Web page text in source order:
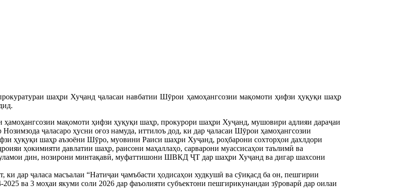
шаҳри Хуҷанд ҷаласаи навбатии Шӯрои ҳамоҳангсозии мақомоти ҳифзи ҳуқуқи шаҳр
мақомоти ҳифзи ҳуқуқи шаҳр, прокурори шаҳри Хуҷанд, мушовири адлияи дараҷаи
Нозимзода ҷаласаро ҳусни оғоз намуда, иттилоъ дод, ки дар ҷаласаи Шӯрои ҳамоҳангсозии
ҳуқуқи шаҳр аъзоёни Шӯро, муовини Раиси шаҳри Хуҷанд, роҳбарони сохторҳои дахлдори
ҳокимияти давлатии шаҳр, раисони маҳаллаҳо, сарварони муассисаҳои таълимӣ ва
дин, нозирони минтақавӣ, муфаттишони ШВКД ҶТ дар шаҳри Хуҷанд ва дигар шахсони
дар ҷаласа масъалаи “Натиҷаи ҷамъбасти ҳодисаҳои худкушӣ ва сӯиқасд ба он, пешгирии
2025 ва 3 моҳаи якуми соли 2026 дар фаъолияти субъектони пешгирикунандаи зӯроварӣ дар оилаи